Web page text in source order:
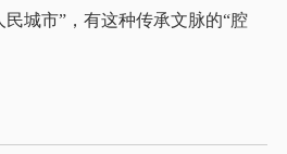
民城市”，有这种传承文脉的“腔